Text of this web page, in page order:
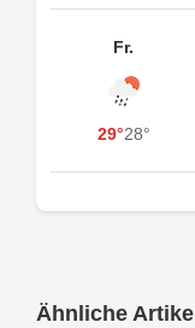
Fr.
29°28°
Ähnliche Artikel